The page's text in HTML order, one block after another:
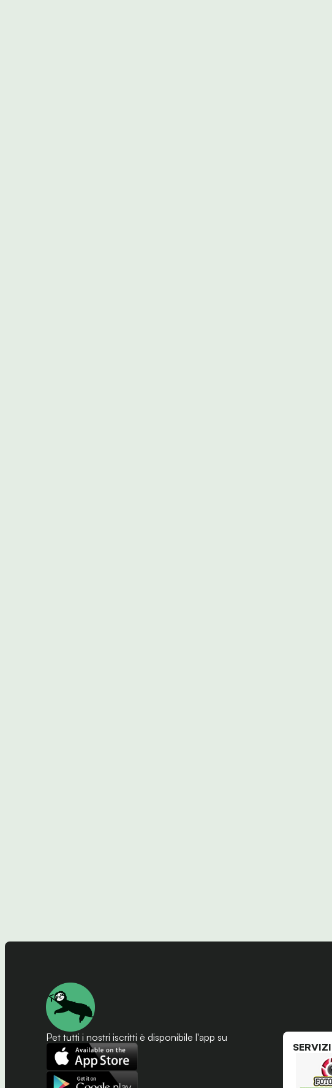
Pet tutti i nostri iscritti è disponibile l'app su